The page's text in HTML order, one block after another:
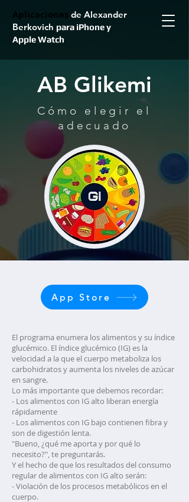
Aplicaciones de Alexander
Berkovich para iPhone y
Apple Watch
AB Glikemi
Cómo elegir el
adecuado
App Store
El programa enumera los alimentos y su índice
glucémico. El índice glucémico (IG) es la
velocidad a la que el cuerpo metaboliza los
carbohidratos y aumenta los niveles de azúcar
en sangre.
Lo más importante que debemos recordar:
- Los alimentos con IG alto liberan energía
rápidamente
- Los alimentos con IG bajo contienen fibra y
son de digestión lenta.
"Bueno, ¿qué me aporta y por qué lo
necesito?", te preguntarás.
Y el hecho de que los resultados del consumo
regular de alimentos con IG alto serán:
- Violación de los procesos metabólicos en el
cuerpo.